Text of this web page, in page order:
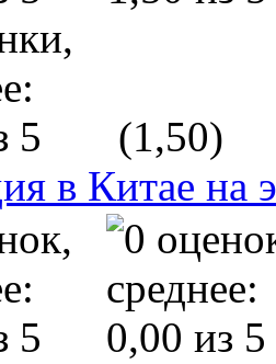
(1,50)
в Китае на